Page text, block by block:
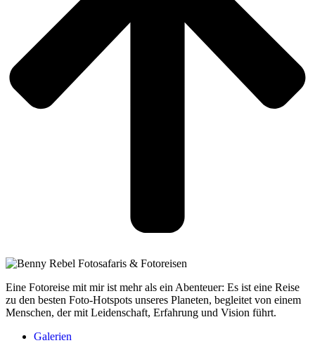
Eine Fotoreise mit mir ist mehr als ein Abenteuer: Es ist eine Reise
zu den besten Foto-Hotspots unseres Planeten, begleitet von einem
Menschen, der mit Leidenschaft, Erfahrung und Vision führt.
Galerien